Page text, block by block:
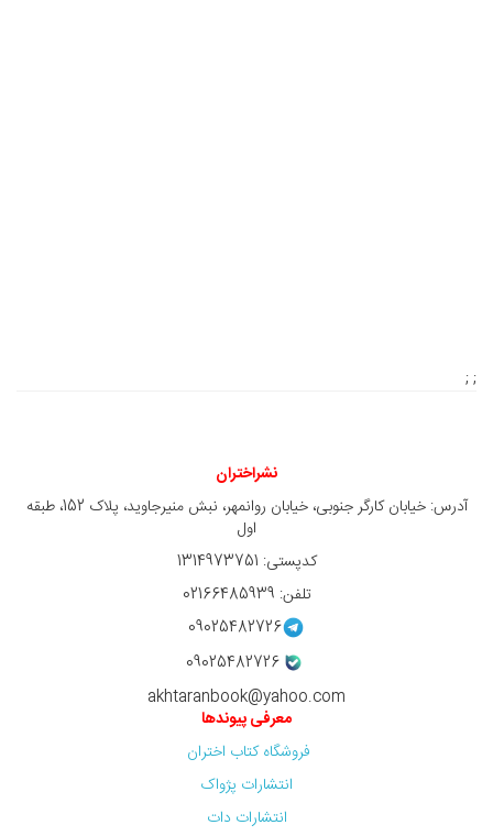
; ;
نشراختران
آدرس: خیابان کارگر جنوبی، خیابان روانمهر، نبش منیرجاوید، پلاک 152، طبقه
اول
کدپستی: 1314973751
تلفن: 02166485939
09025482726
09025482726
akhtaranbook@yahoo.com
معرفی پیوندها
فروشگاه کتاب اختران
انتشارات پژواک
انتشارات دات